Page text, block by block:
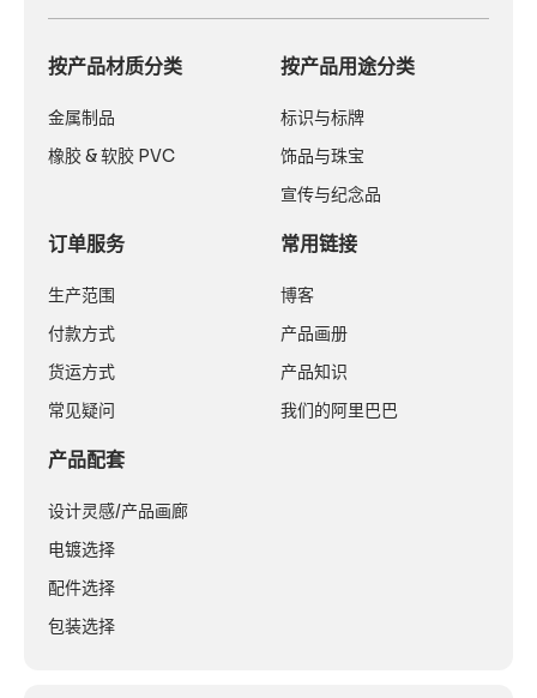
按产品材质分类
金属制品
橡胶 & 软胶 PVC
订单服务
生产范围
付款方式
货运方式
常见疑问
按产品用途分类
标识与标牌
饰品与珠宝
宣传与纪念品
常用链接
博客
产品画册
产品知识
我们的阿里巴巴
产品配套
设计灵感/产品画廊
电镀选择
配件选择
包装选择